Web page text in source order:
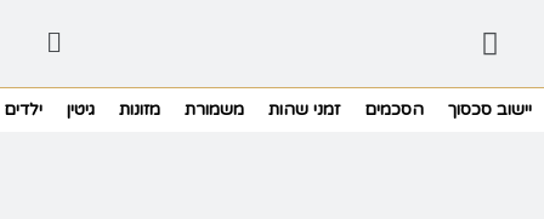
יישוב סכסוך הסכמים זמני שהות משמורת מזונות גיטין ילדים